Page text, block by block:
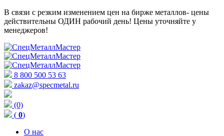
В связи с резким изменением цен на бирже металлов- цены
действительны ОДИН рабочий день! Цены уточняйте у
менеджеров!
8 800 500 53 63
zakaz@specmetal.ru
(0)
( 0)
О нас